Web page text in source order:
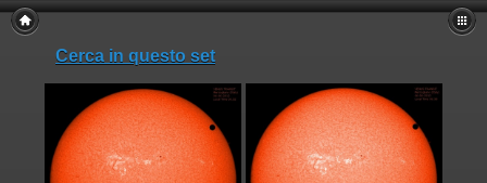
Cerca in questo set